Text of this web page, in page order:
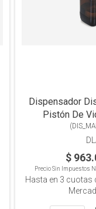
Dispensador
Pistón De
(
$
Precio Sin Impuestos
Hasta en 3 cuotas